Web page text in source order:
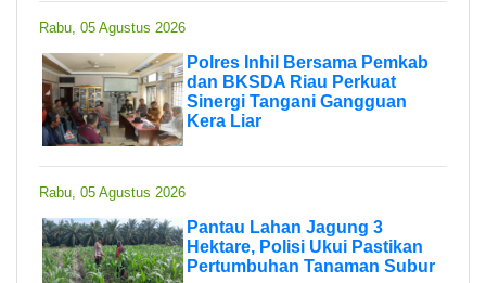
Rabu, 05 Agustus 2026
Polres Inhil Bersama Pemkab
dan BKSDA Riau Perkuat
Sinergi Tangani Gangguan
Kera Liar
Rabu, 05 Agustus 2026
Pantau Lahan Jagung 3
Hektare, Polisi Ukui Pastikan
Pertumbuhan Tanaman Subur